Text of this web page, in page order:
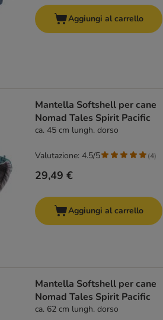
Aggiungi al carrello
Mantella Softshell per cane
Nomad Tales Spirit Pacific
ca. 45 cm lungh. dorso
29,49 €
Valutazione: 4.5/5 (4)
Aggiungi al carrello
Mantella Softshell per cane
Nomad Tales Spirit Pacific
ca. 62 cm lungh. dorso